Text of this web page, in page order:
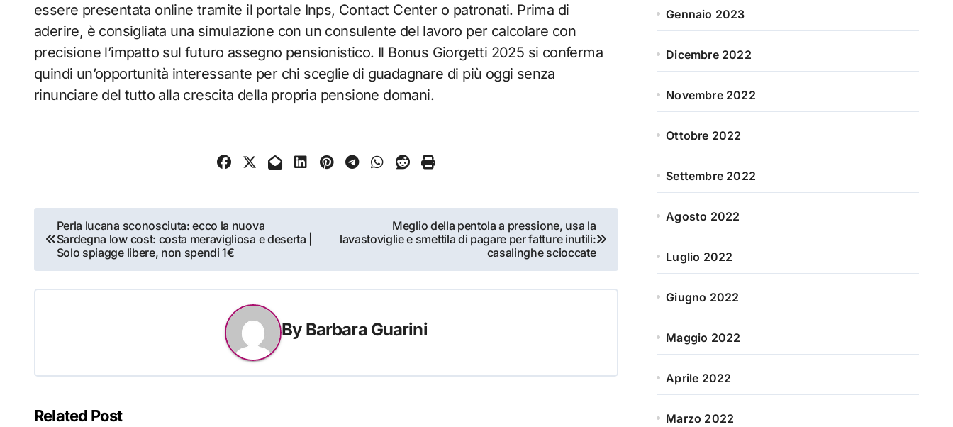
essere presentata online tramite il portale Inps, Contact Center o patronati. Prima di
aderire, è consigliata una simulazione con un consulente del lavoro per calcolare con
precisione l’impatto sul futuro assegno pensionistico. Il Bonus Giorgetti 2025 si conferma
quindi un’opportunità interessante per chi sceglie di guadagnare di più oggi senza
rinunciare del tutto alla crescita della propria pensione domani.
Navigazione
articoli
Perla lucana sconosciuta: ecco la nuova
Sardegna low cost: costa meravigliosa e deserta |
Solo spiagge libere, non spendi 1€
Meglio della pentola a pressione, usa la
lavastoviglie e smettila di pagare per fatture inutili:
casalinghe scioccate
By Barbara Guarini
Related Post
Gennaio 2023
Dicembre 2022
Novembre 2022
Ottobre 2022
Settembre 2022
Agosto 2022
Luglio 2022
Giugno 2022
Maggio 2022
Aprile 2022
Marzo 2022